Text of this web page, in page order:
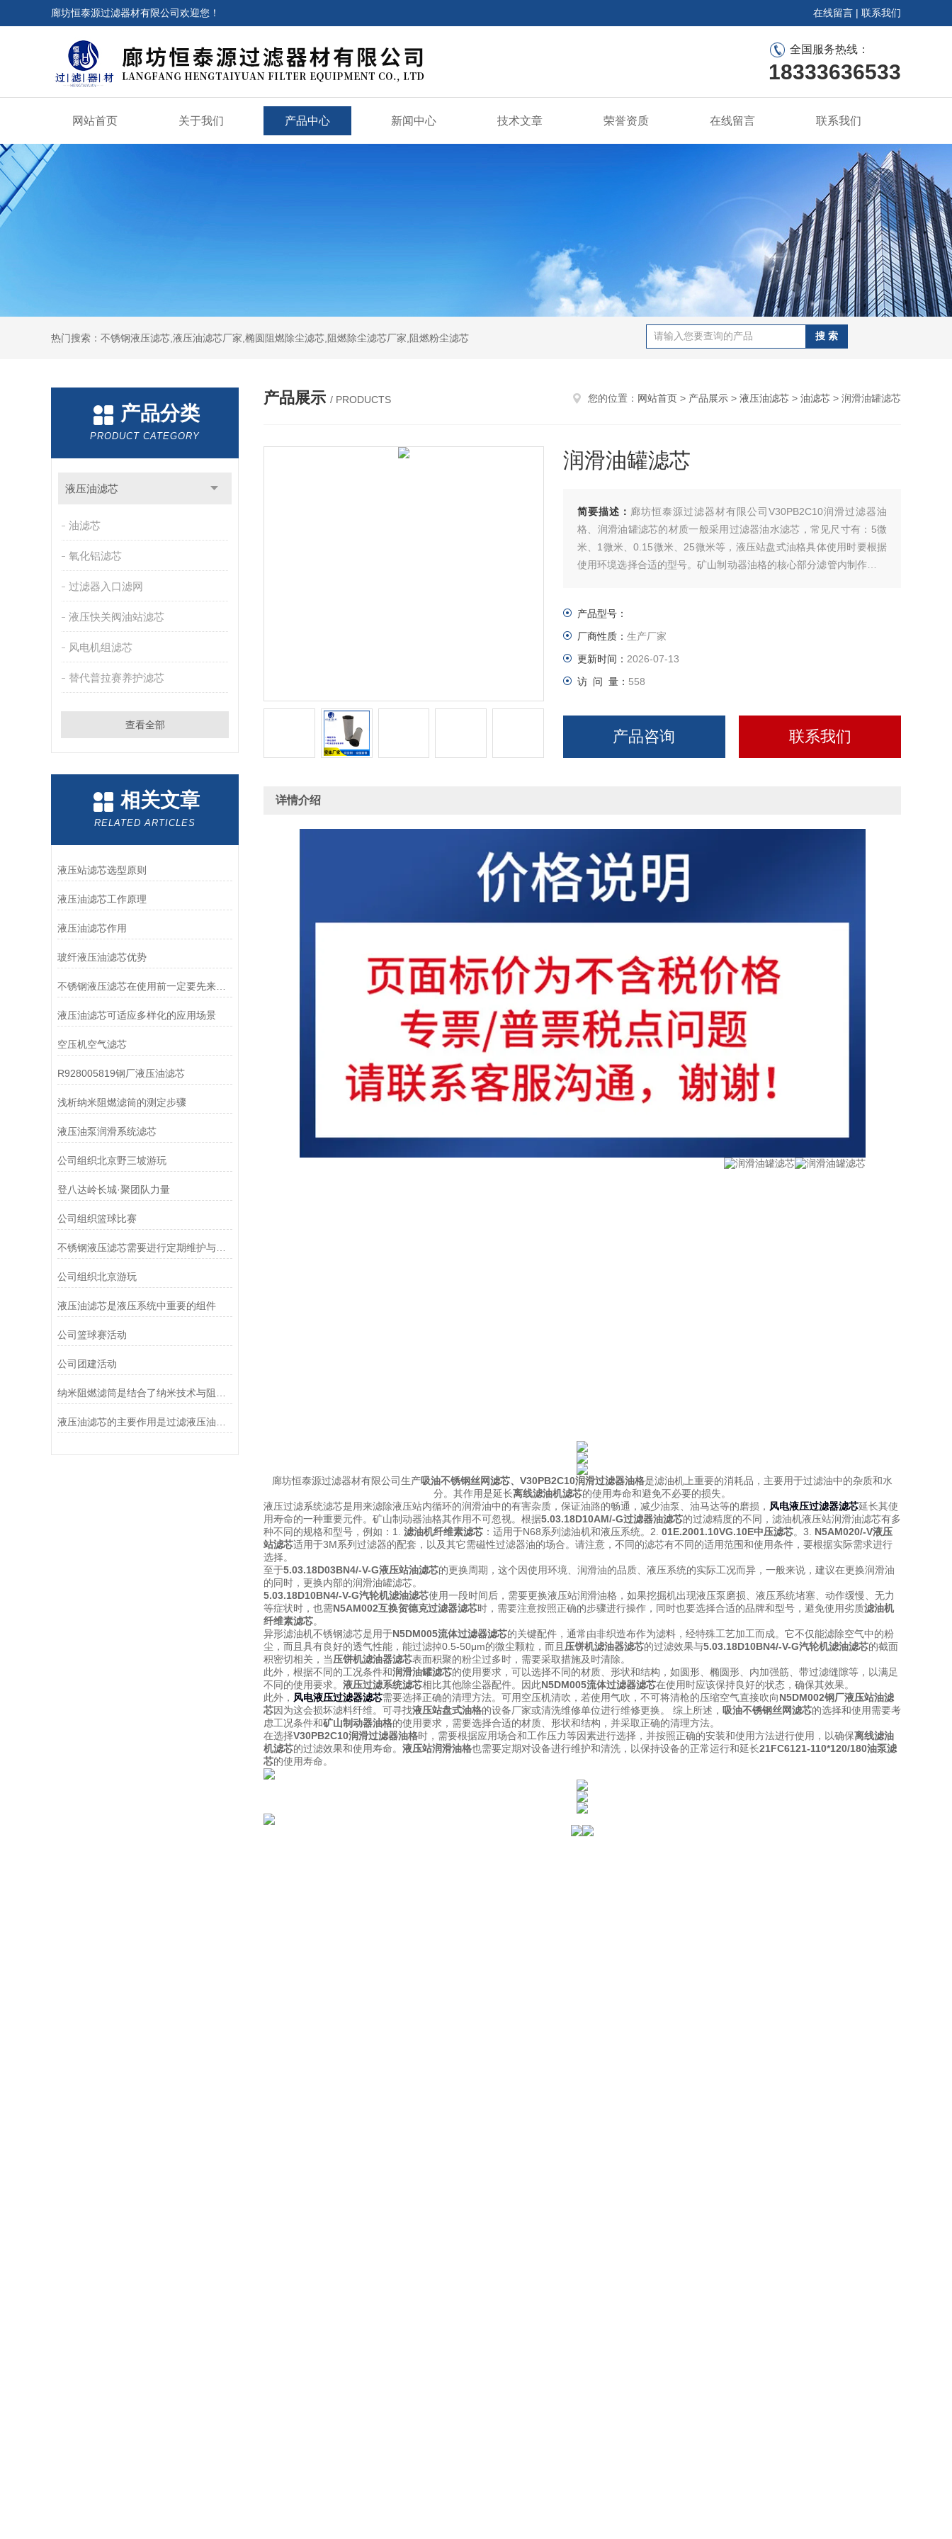
廊坊恒泰源过滤器材有限公司欢迎您！ 在线留言 | 联系我们
全国服务热线：
18333636533
网站首页 关于我们 产品中心 新闻中心 技术文章 荣誉资质 在线留言 联系我们
热门搜索：不锈钢液压滤芯,液压油滤芯厂家,椭圆阻燃除尘滤芯,阻燃除尘滤芯厂家,阻燃粉尘滤芯
产品分类
PRODUCT CATEGORY
液压油滤芯
油滤芯
氧化铝滤芯
过滤器入口滤网
液压快关阀油站滤芯
风电机组滤芯
替代普拉赛养护滤芯
查看全部
相关文章
RELATED ARTICLES
液压站滤芯选型原则
液压油滤芯工作原理
液压油滤芯作用
玻纤液压油滤芯优势
不锈钢液压滤芯在使用前一定要先来了解下这些
液压油滤芯可适应多样化的应用场景
空压机空气滤芯
R928005819钢厂液压油滤芯
浅析纳米阻燃滤筒的测定步骤
液压油泵润滑系统滤芯
公司组织北京野三坡游玩
登八达岭长城·聚团队力量
公司组织篮球比赛
不锈钢液压滤芯需要进行定期维护与清洁
公司组织北京游玩
液压油滤芯是液压系统中重要的组件
公司篮球赛活动
公司团建活动
产品展示 / PRODUCTS 您的位置： 网站首页 > 产品展示 > 液压油滤芯 > 油滤芯 > 润滑油罐滤芯
润滑油罐滤芯
简要描述： 廊坊恒泰源过滤器材有限公司V30PB2C10润滑过滤器油
格、润滑油罐滤芯的材质一般采用过滤器油水滤芯，常见尺寸有：5微
米、1微米、0.15微米、25微米等，液压站盘式油格具体使用时要根据
使用环境选择合适的型号。矿山制动器油格的核心部分滤管内制作一层
产品型号：
厂商性质： 生产厂家
更新时间： 2026-07-13
访 问 量： 558
产品咨询 联系我们
详情介绍
廊坊恒泰源过滤器材有限公司生产吸油不锈钢丝网滤芯、 V30PB2C10润滑过滤器油格是滤油机上重要的消耗品，主要用于过滤油中的杂质和水
分。其作用是延长离线滤油机滤芯的使用寿命和避免不必要的损失。
液压过滤系统滤芯是用来滤除液压站内循环的润滑油中的有害杂质，保证油路的畅通，减少油泵 、油马达等的磨损， 风电液压过滤器滤芯延长其使
用寿命的一种重要元件。 矿山制动器油格其作用不可忽视。 根据5.03.18D10AM/-G过滤器油滤芯的过滤精度的不同，滤油机液压站润滑油滤芯有多
种不同的规格和型号，例如： 1. 滤油机纤维素滤芯 ：适用于N68系列滤油机和液压系统。 2. 01E.2001.10VG.10E中压滤芯。 3. N5AM020/-V液压
站滤芯适用于3M系列过滤器的配套，以及其它需磁性过滤器油的场合。 请注意，不同的滤芯有不同的适用范围和使用条件，要根据实际需求进行
选择。
至于5.03.18D03BN4/-V-G液压站油滤芯的更换周期，这个因使用环境、润滑油的品质、液压系统的实际工况而异 ，一般来说，建议在更换润滑油
的同时，更换内部的润滑油罐滤芯。
5.03.18D10BN4/-V-G汽轮机滤油滤芯使用一段时间后，需要更换液压站润滑油格，如果挖掘机出现液压泵磨损、液压系统堵塞、动作缓慢、无力
等症状时，也需N5AM002互换贺德克过滤器滤芯时，需要注意按照正确的步骤进行操作，同时也要选择合适的品牌和型号，避免使用劣质滤油机
纤维素滤芯。
异形滤油机不锈钢滤芯是用于N5DM005流体过滤器滤芯的关键配件，通常由非织造布作为滤料，经特殊工艺加工而成。它不仅能滤除空气中的粉
尘，而且具有良好的透气性能，能过滤掉0.5-50μm的微尘颗粒，而且 压饼机滤油器滤芯的过滤效果与5.03.18D10BN4/-V-G汽轮机滤油滤芯的截面
积密切相关，当压饼机滤油器滤芯表面积聚的粉尘过多时，需要采取措施及时清除。
此外，根据不同的工况条件和润滑油罐滤芯的使用要求，可以选择不同的材质、形状和结构，如圆形、椭圆形、内加强筋、带过滤缝隙等，以满足
不同的使用要求。 液压过滤系统滤芯相比其他除尘器配件。因此N5DM005流体过滤器滤芯在使用时应该保持良好的状态，确保其效果。
此外， 风电液压过滤器滤芯需要选择正确的清理方法。可用空压机清吹，若使用气吹，不可将清枪的压缩空气直接吹向N5DM002钢厂液压站油滤
芯因为这会损坏滤料纤维。可寻找液压站盘式油格的设备厂家或清洗维修单位进行维修更换。 综上所述， 吸油不锈钢丝网滤芯的选择和使用需要考
虑工况条件和矿山制动器油格的使用要求，需要选择合适的材质、形状和结构，并采取正确的清理方法。
在选择V30PB2C10润滑过滤器油格时，需要根据应用场合和工作压力等因素进行选择，并按照正确的安装和使用方法进行使用，以确保离线滤油
机滤芯的过滤效果和使用寿命。 液压站润滑油格也需要定期对设备进行维护和清洗，以保持设备的正常运行和延长21FC6121-110*120/180油泵滤
芯的使用寿命。